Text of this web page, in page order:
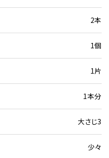
2本
1個
1片
1本分
大さじ3
少々